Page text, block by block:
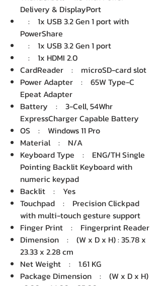
Delivery & DisplayPort
: 1x USB 3.2 Gen 1 port with
PowerShare
: 1x USB 3.2 Gen 1 port
: 1x HDMI 2.0
CardReader : microSD-card slot
Power Adapter : 65W Type-C
Epeat Adapter
Battery : 3-Cell, 54Whr
ExpressCharger Capable Battery
OS : Windows 11 Pro
Material : N/A
Keyboard Type : ENG/TH Single
Pointing Backlit Keyboard with
numeric keypad
Backlit : Yes
Touchpad : Precision Clickpad
with multi-touch gesture support
Finger Print : Fingerprint Reader
Dimension : (W x D x H) : 35.78 x
23.33 x 2.28 cm
Net Weight : 1.61 KG
Package Dimension : (W x D x H)